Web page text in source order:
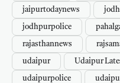
jaipurtodaynews
jodhpurpolice
rajasthannews
udaipur Udaipur
udaipurpolice